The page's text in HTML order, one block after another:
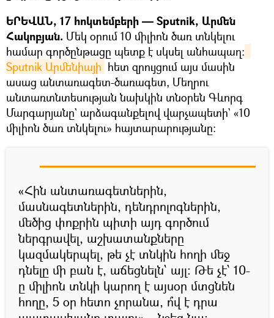
ԵՐԵՎԱՆ, 17 հոկտեմբերի — Sputnik, Արմեն
Հակոբյան. Մեկ օրում 10 միլիոն ծառ տնկելու
համար գործընթացը պետք է սկսել անհապաղ։
Sputnik Արմենիայի հետ զրույցում այս մասին
ասաց անտառագետ-ծառագետ, Մեղրու
անտառտնտեսության նախկին տնօրեն Գևորգ
Մարգարյանը` արձագանքելով վարչապետի` «10
միլիոն ծառ տնկելու» հայտարարությանը։
«Հին անտառագետներին,
մասնագետներին, դենդրոլոգներին,
մեծից փոքրին պիտի այդ գործում
ներգրավել, աշխատանքները
կազմակերպել, թե չէ տնկին հողի մեջ
դնելը մի բան է, աճեցնելն՝ այլ: Թե չէ՝ 10-
ը միլիոն տնկի կարող է այսօր մտցնեն
հողը, 5 օր հետո չորանա, ո՞վ է դրա